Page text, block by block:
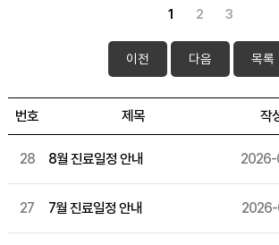
1 2 3
이전 다음 목록
번호 제목 작
28 8월 진료일정 안내
27 7월 진료일정 안내